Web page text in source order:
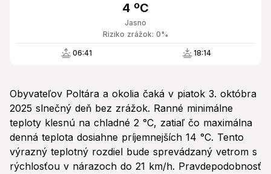
Jasno
4 ºC
Riziko zrážok: 0%
06:41 18:14
Obyvateľov Poltára a okolia čaká v piatok 3. októbra
2025 slnečný deň bez zrážok. Ranné minimálne
teploty klesnú na chladné 2 °C, zatiaľ čo maximálna
denná teplota dosiahne príjemnejších 14 °C. Tento
výrazný teplotný rozdiel bude sprevádzaný vetrom s
rýchlosťou v nárazoch do 21 km/h. Pravdepodobnosť